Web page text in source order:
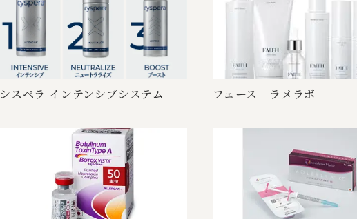
シスペラ インテンシブ シ ス テ ム フェース ラ メ ラ ボ